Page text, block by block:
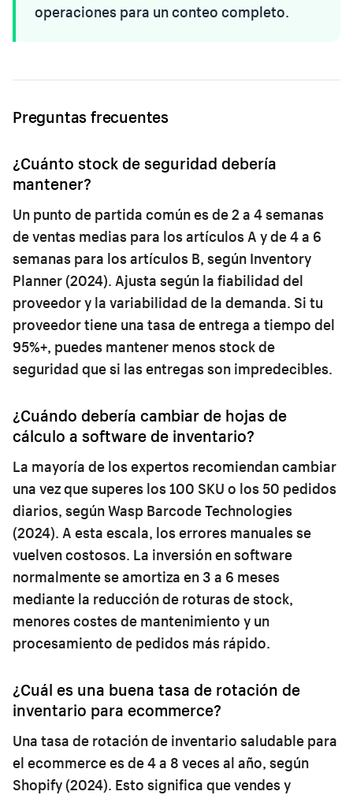
operaciones para un conteo completo.
Preguntas frecuentes
¿Cuánto stock de seguridad debería
mantener?
Un punto de partida común es de 2 a 4 semanas
de ventas medias para los artículos A y de 4 a 6
semanas para los artículos B, según Inventory
Planner (2024). Ajusta según la fiabilidad del
proveedor y la variabilidad de la demanda. Si tu
proveedor tiene una tasa de entrega a tiempo del
95%+, puedes mantener menos stock de
seguridad que si las entregas son impredecibles.
¿Cuándo debería cambiar de hojas de
cálculo a software de inventario?
La mayoría de los expertos recomiendan cambiar
una vez que superes los 100 SKU o los 50 pedidos
diarios, según Wasp Barcode Technologies
(2024). A esta escala, los errores manuales se
vuelven costosos. La inversión en software
normalmente se amortiza en 3 a 6 meses
mediante la reducción de roturas de stock,
menores costes de mantenimiento y un
procesamiento de pedidos más rápido.
¿Cuál es una buena tasa de rotación de
inventario para ecommerce?
Una tasa de rotación de inventario saludable para
el ecommerce es de 4 a 8 veces al año, según
Shopify (2024). Esto significa que vendes y